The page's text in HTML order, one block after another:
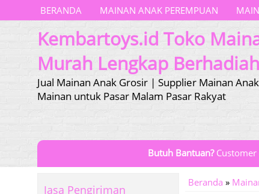
BERANDA MAINAN ANAK PEREMPUAN
Kembartoys.id Toko
Murah Lengkap Berhadiah
Jual Mainan Anak Grosir | Supplier Mainan
Mainan untuk Pasar Malam Pasar Rakyat
Butuh Bantuan?Customer
Beranda »
Jasa Pengiriman